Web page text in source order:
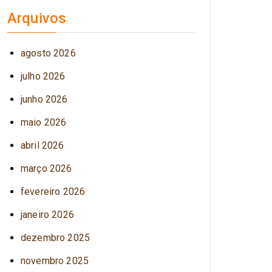
Arquivos
agosto 2026
julho 2026
junho 2026
maio 2026
abril 2026
março 2026
fevereiro 2026
janeiro 2026
dezembro 2025
novembro 2025